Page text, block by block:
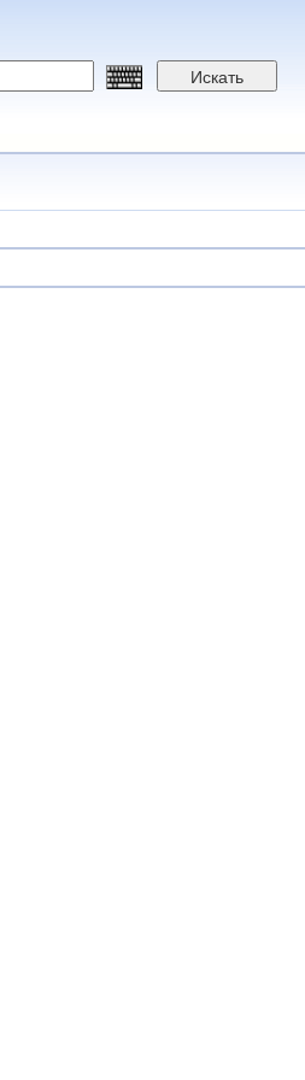
Искать